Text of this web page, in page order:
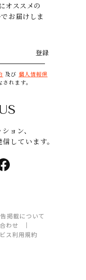
オススメの
お届けしま
登録
及び 個人情報保
れます。
ョン、
しています。
掲載について
わせ
ス利用規約